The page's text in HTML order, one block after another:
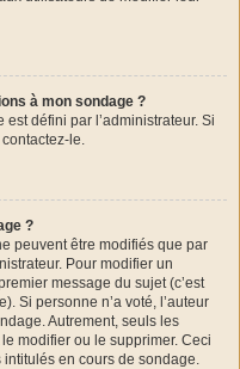
à mon sondage ?
défini par l’administrateur. Si
le.
?
peuvent être modifiés que par
Pour modifier un
message du sujet (c’est
Si personne n’a voté, l’auteur
Autrement, seuls les
modifier ou le supprimer. Ceci
en cours de sondage.